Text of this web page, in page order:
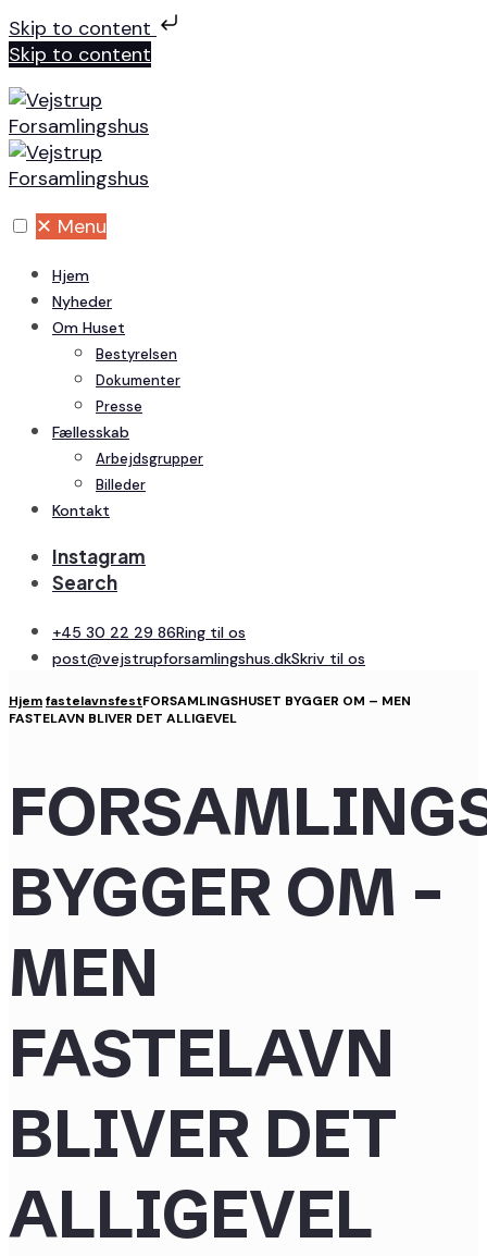
Skip to content
Skip to content
✕ Menu
Hjem
Nyheder
Om Huset
Bestyrelsen
Dokumenter
Presse
Fællesskab
Arbejdsgrupper
Billeder
Kontakt
Instagram
Search
+45 30 22 29 86Ring til os
post@vejstrupforsamlingshus.dkSkriv til os
HjemfastelavnsfestFORSAMLINGSHUSET BYGGER OM – MEN
FASTELAVN BLIVER DET ALLIGEVEL
BYGGER OM –
MEN
FASTELAVN
BLIVER DET
ALLIGEVEL